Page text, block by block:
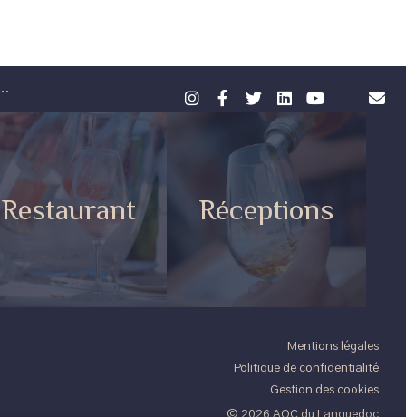
Restaurant Réceptions
Mentions légales
Politique de confidentialité
Gestion des cookies
© 2026 AOC du Languedoc